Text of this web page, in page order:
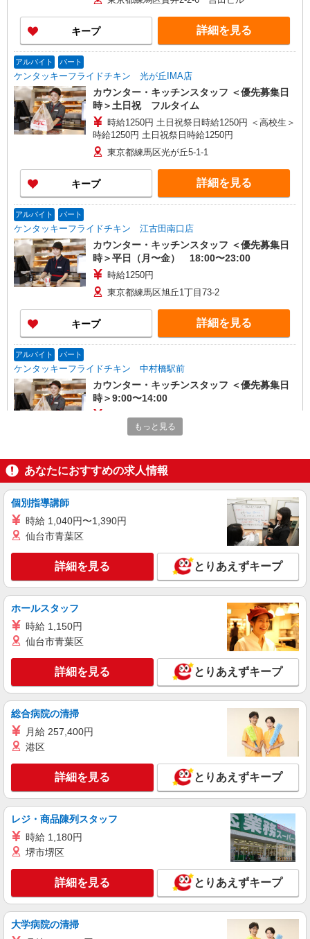
キープ 詳細を見る
アルバイト パート
ケンタッキーフライドチキン 光が丘IMA店
カウンター・キッチンスタッフ ＜優先募集日
時＞土日祝 フルタイム
時給1250円 土日祝祭日時給1250円 ＜高校生＞
時給1250円 土日祝祭日時給1250円
東京都練馬区光が丘5-1-1
キープ 詳細を見る
アルバイト パート
ケンタッキーフライドチキン 江古田南口店
カウンター・キッチンスタッフ ＜優先募集日
時＞平日（月〜金） 18:00〜23:00
時給1250円
東京都練馬区旭丘1丁目73-2
キープ 詳細を見る
アルバイト パート
ケンタッキーフライドチキン 中村橋駅前
カウンター・キッチンスタッフ ＜優先募集日
時＞9:00〜14:00
時給1250円
東京都練馬区貫井2-2-6 吉田ビル
キープ 詳細を見る
ケンタッキーフライドチキン 練馬駅前店
カウンター・キッチンスタッフ ＜優先募集日
時給1250円
東京都練馬区豊玉北5-19-13
キープ 詳細を見る
アルバイト
ケンタッキーフライドチキン 石神井公園店
カウンター・キッチンスタッフ ＜優先募集日
時＞平日（月〜金） 9:00〜14:00
時給1250円
詳細を見る
パート
ケンタッキーフライドチキン 練馬駅前店
カウンター・キッチンスタッフ ＜優先募集日
時＞土日祝 18:00〜23:00
キープ 詳細を見る
アルバイト パート
コンパスグループ・ジャパン株式会社 39396_p
もっと見る
あなたにおすすめの求人情報
個別指導講師
時給 1,040円〜1,390円
仙台市青葉区
詳細を見る とりあえずキープ
ホールスタッフ
時給 1,150円
仙台市青葉区
詳細を見る とりあえずキープ
総合病院の清掃
月給 257,400円
港区
詳細を見る とりあえずキープ
レジ・商品陳列スタッフ
時給 1,180円
堺市堺区
詳細を見る とりあえずキープ
大学病院の清掃